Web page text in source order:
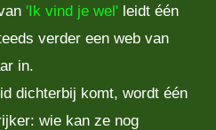
'Ik vind je wel' leidt één
verder een web van
in.
dichterbij komt, wordt één
wie kan ze nog